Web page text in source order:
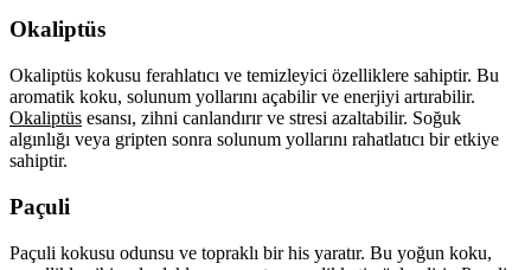
Okaliptüs
Okaliptüs kokusu ferahlatıcı ve temizleyici özelliklere sahiptir. Bu
aromatik koku, solunum yollarını açabilir ve enerjiyi artırabilir.
Okaliptüs esansı, zihni canlandırır ve stresi azaltabilir. Soğuk
algınlığı veya gripten sonra solunum yollarını rahatlatıcı bir etkiye
sahiptir.
Paçuli
Paçuli kokusu odunsu ve topraklı bir his yaratır. Bu yoğun koku,